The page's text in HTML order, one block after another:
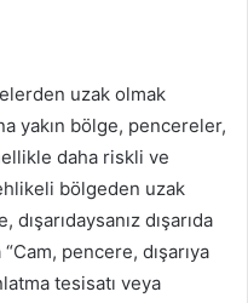
uzak olmak
yakın bölge, pencereler,
daha riskli ve
bölgeden uzak
dışarıda
pencere, dışarıya
tesisatı veya